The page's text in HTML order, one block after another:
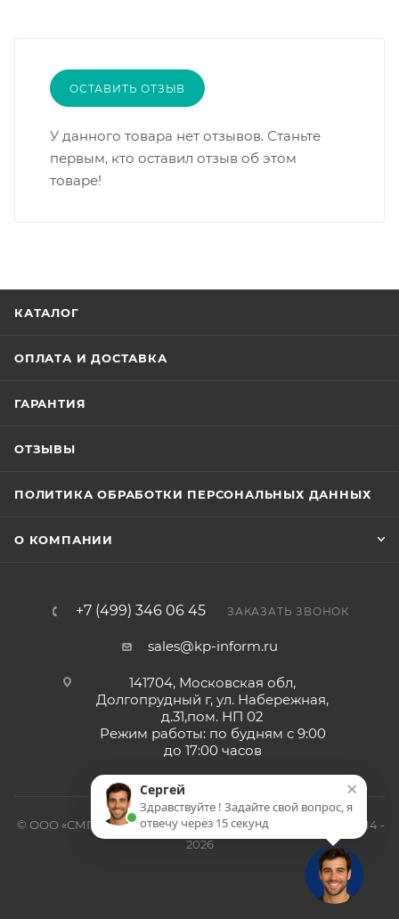
ОСТАВИТЬ ОТЗЫВ
У данного товара нет отзывов. Станьте
первым, кто оставил отзыв об этом
товаре!
КАТАЛОГ
ОПЛАТА И ДОСТАВКА
ГАРАНТИЯ
ОТЗЫВЫ
ПОЛИТИКА ОБРАБОТКИ ПЕРСОНАЛЬНЫХ ДАННЫХ
О КОМПАНИИ
+7 (499) 346 06 45 ЗАКАЗАТЬ ЗВОНОК
sales@kp-inform.ru
141704, Московская обл,
Долгопрудный г, ул. Набережная,
д.31,пом. НП 02
Режим работы: по будням с 9:00
до 17:00 часов
© ООО «СМП-Проект», поставка серверных запчастей, 2014 -
2026
×
Сергей
Здравствуйте ! Задайте свой вопрос, я
отвечу через 15 секунд